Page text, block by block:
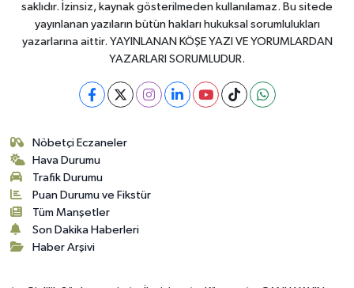
saklıdır. İzinsiz, kaynak gösterilmeden kullanılamaz. Bu sitede
yayınlanan yazıların bütün hakları hukuksal sorumlulukları
yazarlarına aittir. YAYINLANAN KÖŞE YAZI VE YORUMLARDAN
YAZARLARI SORUMLUDUR.
Nöbetçi Eczaneler
Hava Durumu
Trafik Durumu
Puan Durumu ve Fikstür
Tüm Manşetler
Son Dakika Haberleri
Haber Arşivi